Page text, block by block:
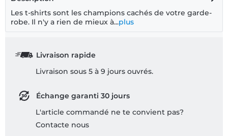
Les t-shirts sont les champions cachés de votre garde-
robe. Il n'y a rien de mieux à...plus
Livraison rapide
Livraison sous 5 à 9 jours ouvrés.
Échange garanti 30 jours
L'article commandé ne te convient pas?
Contacte nous